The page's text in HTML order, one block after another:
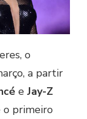
o
a partir
e Jay-Z
o primeiro